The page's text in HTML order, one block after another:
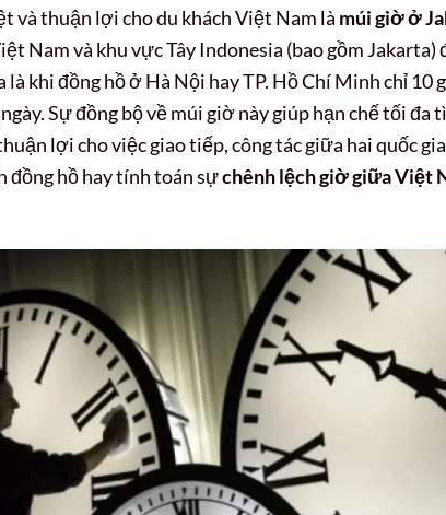
và thuận lợi cho du khách Việt Nam là múi giờ ở
Nam và khu vực Tây Indonesia (bao gồm Jakarta)
là khi đồng hồ ở Hà Nội hay TP. Hồ Chí Minh chỉ 10
Sự đồng bộ về múi giờ này giúp hạn chế tối
lợi cho việc giao tiếp, công tác giữa hai quốc
đồng hồ hay tính toán sựchênh lệch giờ giữa Việt